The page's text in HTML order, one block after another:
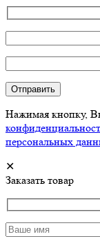
Нажимая кнопку,
персональных
✕
Заказать товар